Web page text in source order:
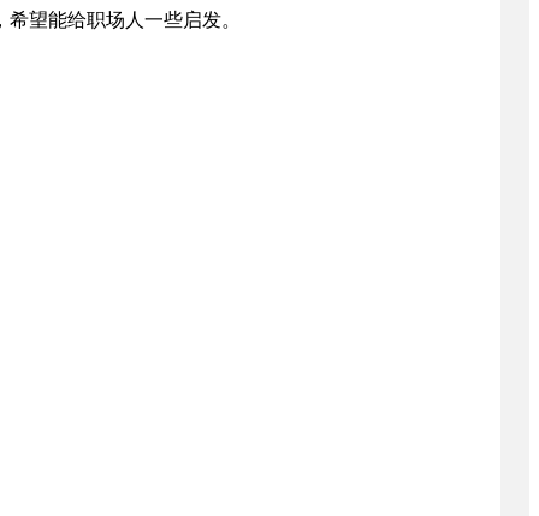
望能给职场人一些启发。